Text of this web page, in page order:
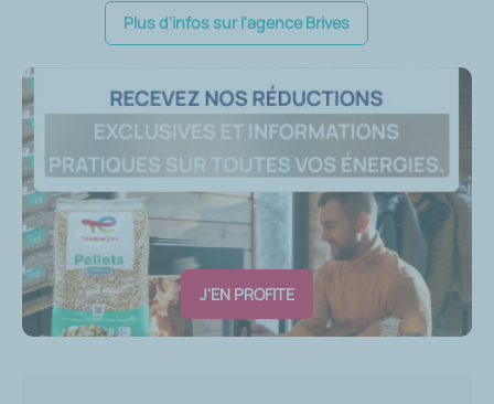
Plus d'infos sur l'agence Brives
J'EN PROFITE